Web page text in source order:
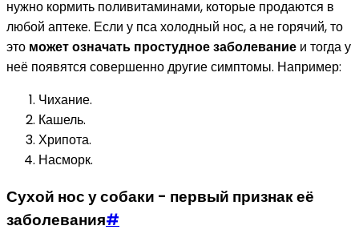
нужно кормить поливитаминами, которые продаются в
любой аптеке. Если у пса холодный нос, а не горячий, то
это может означать простудное заболевание и тогда у
неё появятся совершенно другие симптомы. Например:
Чихание.
Кашель.
Хрипота.
Насморк.
Сухой нос у собаки - первый признак её
заболевания#